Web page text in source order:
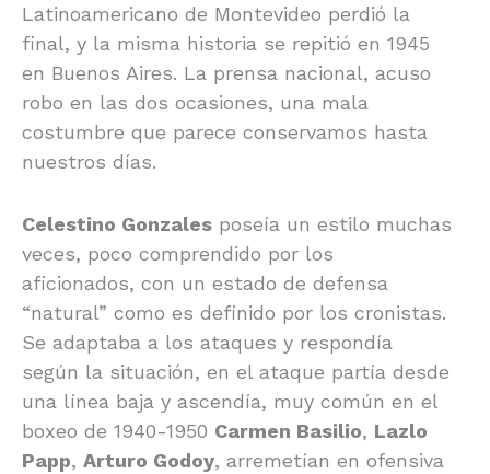
Latinoamericano de Montevideo perdió la
final, y la misma historia se repitió en 1945
en Buenos Aires. La prensa nacional, acuso
robo en las dos ocasiones, una mala
costumbre que parece conservamos hasta
nuestros días.
Celestino Gonzales poseía un estilo muchas
veces, poco comprendido por los
aficionados, con un estado de defensa
“natural” como es definido por los cronistas.
Se adaptaba a los ataques y respondía
según la situación, en el ataque partía desde
una línea baja y ascendía, muy común en el
boxeo de 1940-1950 Carmen Basilio, Lazlo
Papp, Arturo Godoy, arremetían en ofensiva